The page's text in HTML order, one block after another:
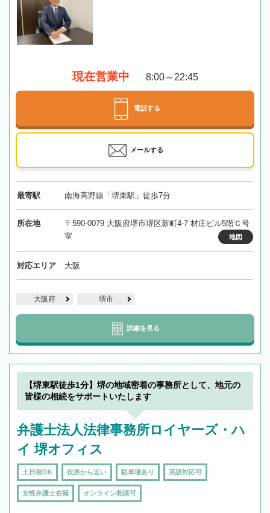
現在営業中 8:00～22:45
電話する
メールする
最寄駅 南海高野線「堺東駅」徒歩7分
所在地
〒590-0079 大阪府堺市堺区新町4-7 材庄ビル5階Ｃ号
室
地図
対応エリア 大阪
大阪府 堺市
詳細を見る
【堺東駅徒歩1分】堺の地域密着の事務所として、地元の
皆様の相続をサポートいたします
弁護士法人法律事務所ロイヤーズ・ハ
イ 堺オフィス
土日祝OK 役所から近い 駐車場あり 英語対応可
女性弁護士在籍 オンライン相談可